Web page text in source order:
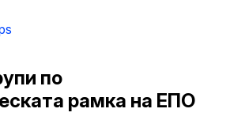
по
рамка на ЕПО